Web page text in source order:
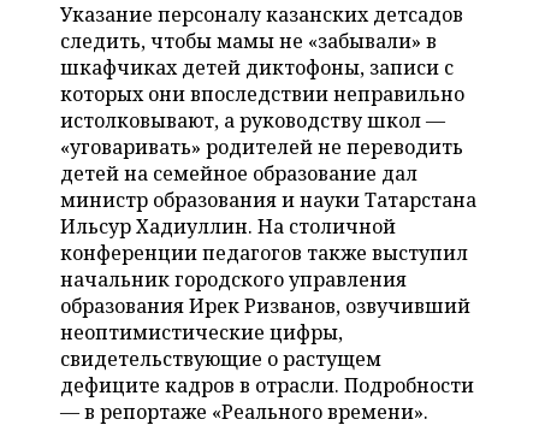
КИБЕРСПОРТ
ФИГУРНОЕ КАТАНИЕ
ВОДНЫЕ ВИДЫ СПОРТА
ХОККЕЙ С МЯЧОМ
КУЛЬТУРА
МЕДИЦИНА
ОБРАЗОВАНИЕ
ПРОИСШЕСТВИЯ
СПИСОК КОМПАНИЙ
Указание персоналу казанских детсадов
следить, чтобы мамы не «забывали» в
шкафчиках детей диктофоны, записи с
которых они впоследствии неправильно
истолковывают, а руководству школ —
«уговаривать» родителей не переводить
детей на семейное образование дал
министр образования и науки Татарстана
Ильсур Хадиуллин. На столичной
конференции педагогов также выступил
начальник городского управления
образования Ирек Ризванов, озвучивший
неоптимистические цифры,
свидетельствующие о растущем
дефиците кадров в отрасли. Подробности
— в репортаже «Реального времени».